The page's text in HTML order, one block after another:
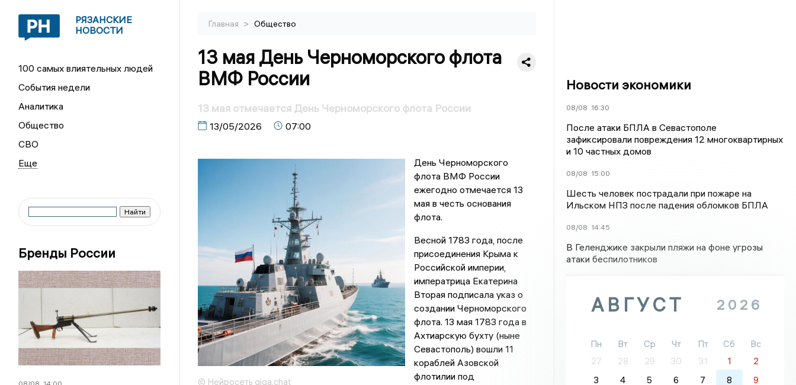
РЯЗАНСКИЕ
НОВОСТИ
100 самых влиятельных людей
События недели
Аналитика
Общество
СВО
Бренды России
Главная > Общество
13 мая День Черноморского флота
ВМФ России
13 мая отмечается День Черноморского флота России
13/05/2026 07:00
© Нейросеть giga.chat
День Черноморского
флота ВМФ России
ежегодно отмечается 13
мая в честь основания
флота.
Весной 1783 года, после
присоединения Крыма к
Российской империи,
императрица Екатерина
Вторая подписала указ о
создании Черноморского
флота. 13 мая 1783 года в
Ахтиарскую бухту (ныне
Севастополь) вошли 11
кораблей Азовской
флотилии под
Новости экономики
08/08 16:30
После атаки БПЛА в Севастополе
зафиксировали повреждения 12 многоквартирных
и 10 частных домов
08/08 15:00
Шесть человек пострадали при пожаре на
Ильском НПЗ после падения обломков БПЛА
08/08 14:45
В Геленджике закрыли пляжи на фоне угрозы
атаки беспилотников
АВГУСТ 2026
Пн Вт Ср Чт Пт Сб
Вс
27
28 29 30 31 1
2
3
4 5 6 7 8
9